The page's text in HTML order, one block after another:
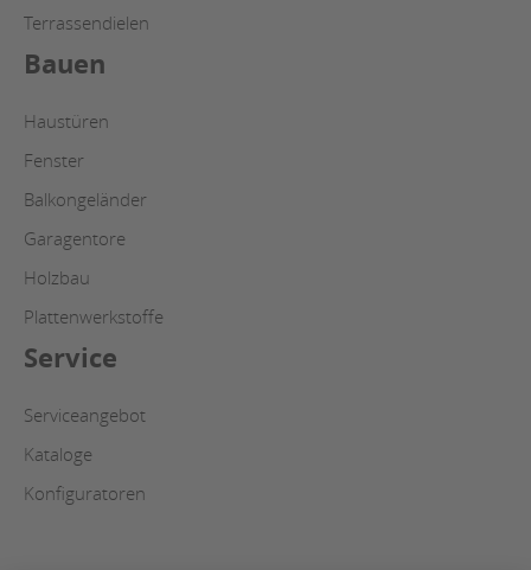
Terrassendielen
Bauen
Haustüren
Fenster
Balkongeländer
Garagentore
Holzbau
Plattenwerkstoffe
Service
Serviceangebot
Kataloge
Konfiguratoren